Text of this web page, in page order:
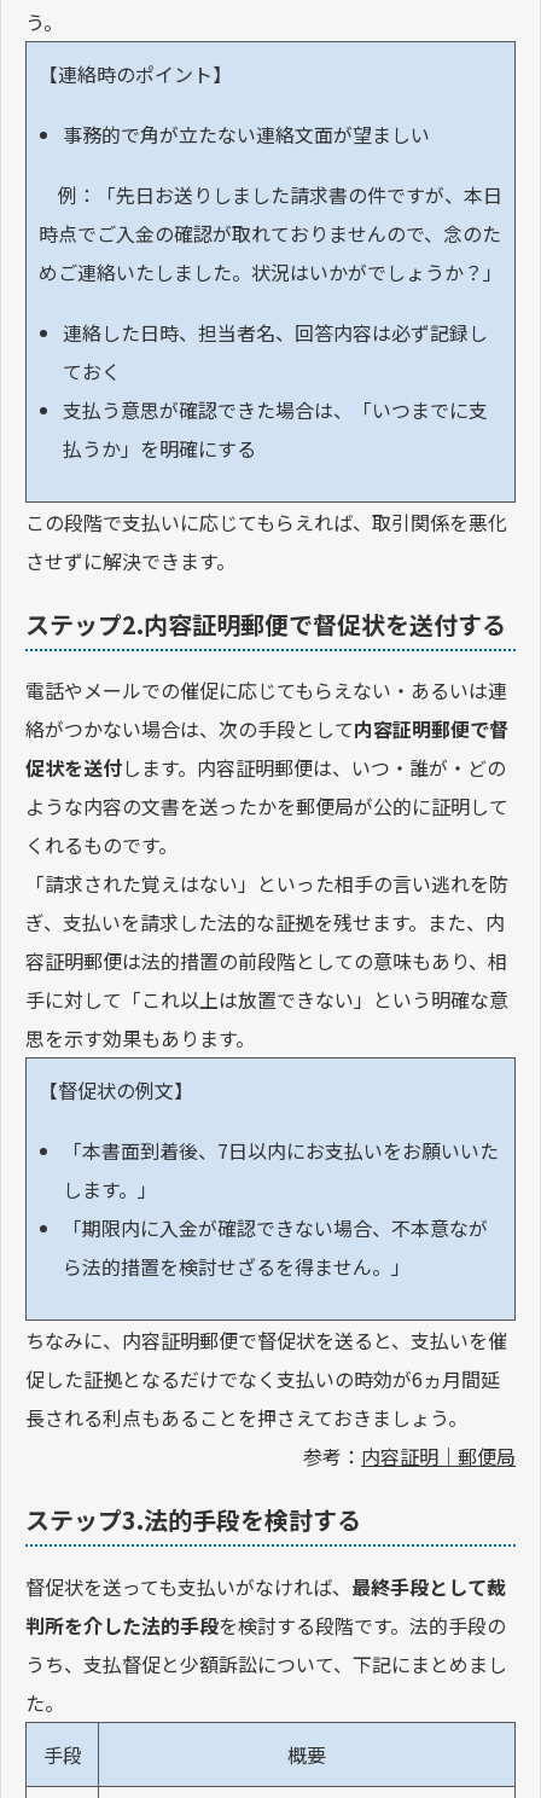
う。
【連絡時のポイント】
事務的で角が立たない連絡文面が望ましい
例：「先日お送りしました請求書の件ですが、本日
時点でご入金の確認が取れておりませんので、念のた
めご連絡いたしました。状況はいかがでしょうか？」
連絡した日時、担当者名、回答内容は必ず記録し
ておく
支払う意思が確認できた場合は、「いつまでに支
払うか」を明確にする
この段階で支払いに応じてもらえれば、取引関係を悪化
させずに解決できます。
ステップ2.内容証明郵便で督促状を送付する
電話やメールでの催促に応じてもらえない・あるいは連
絡がつかない場合は、次の手段として内容証明郵便で督
促状を送付します。内容証明郵便は、いつ・誰が・どの
ような内容の文書を送ったかを郵便局が公的に証明して
くれるものです。
「請求された覚えはない」といった相手の言い逃れを防
ぎ、支払いを請求した法的な証拠を残せます。また、内
容証明郵便は法的措置の前段階としての意味もあり、相
手に対して「これ以上は放置できない」という明確な意
思を示す効果もあります。
【督促状の例文】
「本書面到着後、7日以内にお支払いをお願いいた
します。」
「期限内に入金が確認できない場合、不本意なが
ら法的措置を検討せざるを得ません。」
ちなみに、内容証明郵便で督促状を送ると、支払いを催
促した証拠となるだけでなく支払いの時効が6ヵ月間延
長される利点もあることを押さえておきましょう。
参考： 内容証明｜郵便局
ステップ3.法的手段を検討する
督促状を送っても支払いがなければ、 最終手段として裁
判所を介した法的手段を検討する段階です。法的手段の
うち、支払督促と少額訴訟について、下記にまとめまし
た。
手段
概要